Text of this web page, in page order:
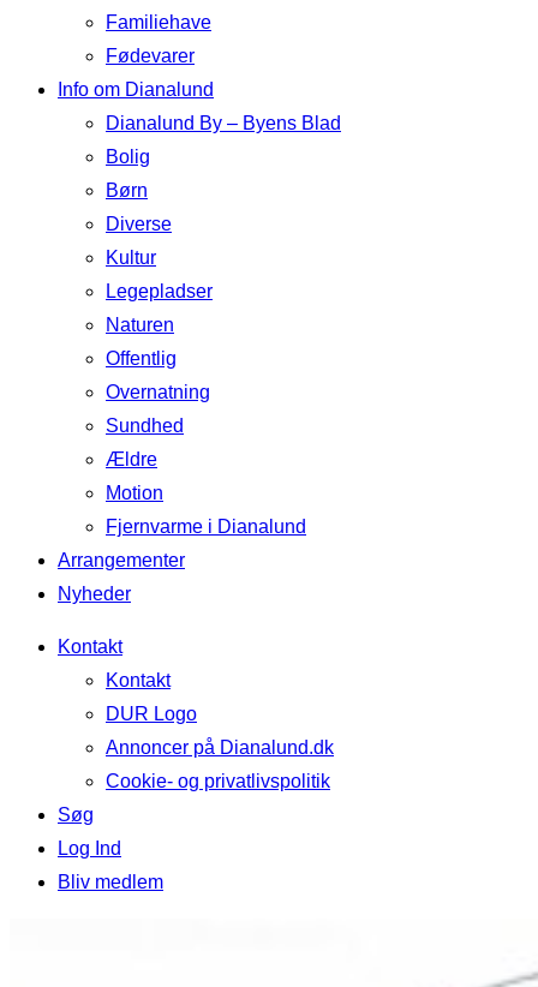
Familiehave
Fødevarer
Info om Dianalund
Dianalund By – Byens Blad
Bolig
Børn
Diverse
Kultur
Legepladser
Naturen
Offentlig
Overnatning
Sundhed
Ældre
Motion
Fjernvarme i Dianalund
Arrangementer
Nyheder
Kontakt
Kontakt
DUR Logo
Annoncer på Dianalund.dk
Cookie- og privatlivspolitik
Søg
Log Ind
Bliv medlem